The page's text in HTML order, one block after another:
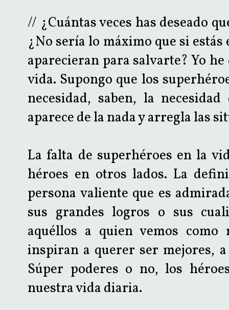
// ¿Cuántas veces has deseado
¿No sería lo máximo que si
aparecieran para salvarte? Yo
vida. Supongo que los
necesidad, saben, la
aparece de la nada y arregla las
La falta de superhéroes en la
héroes en otros lados. La
persona valiente que es
sus grandes logros o sus
aquéllos a quien vemos
inspiran a querer ser mejores,
Súper poderes o no, los
nuestra vida diaria.